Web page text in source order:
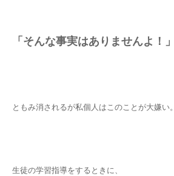
「そんな事実はありませんよ！」
ともみ消されるが私個人はこのことが大嫌い。
生徒の学習指導をするときに、